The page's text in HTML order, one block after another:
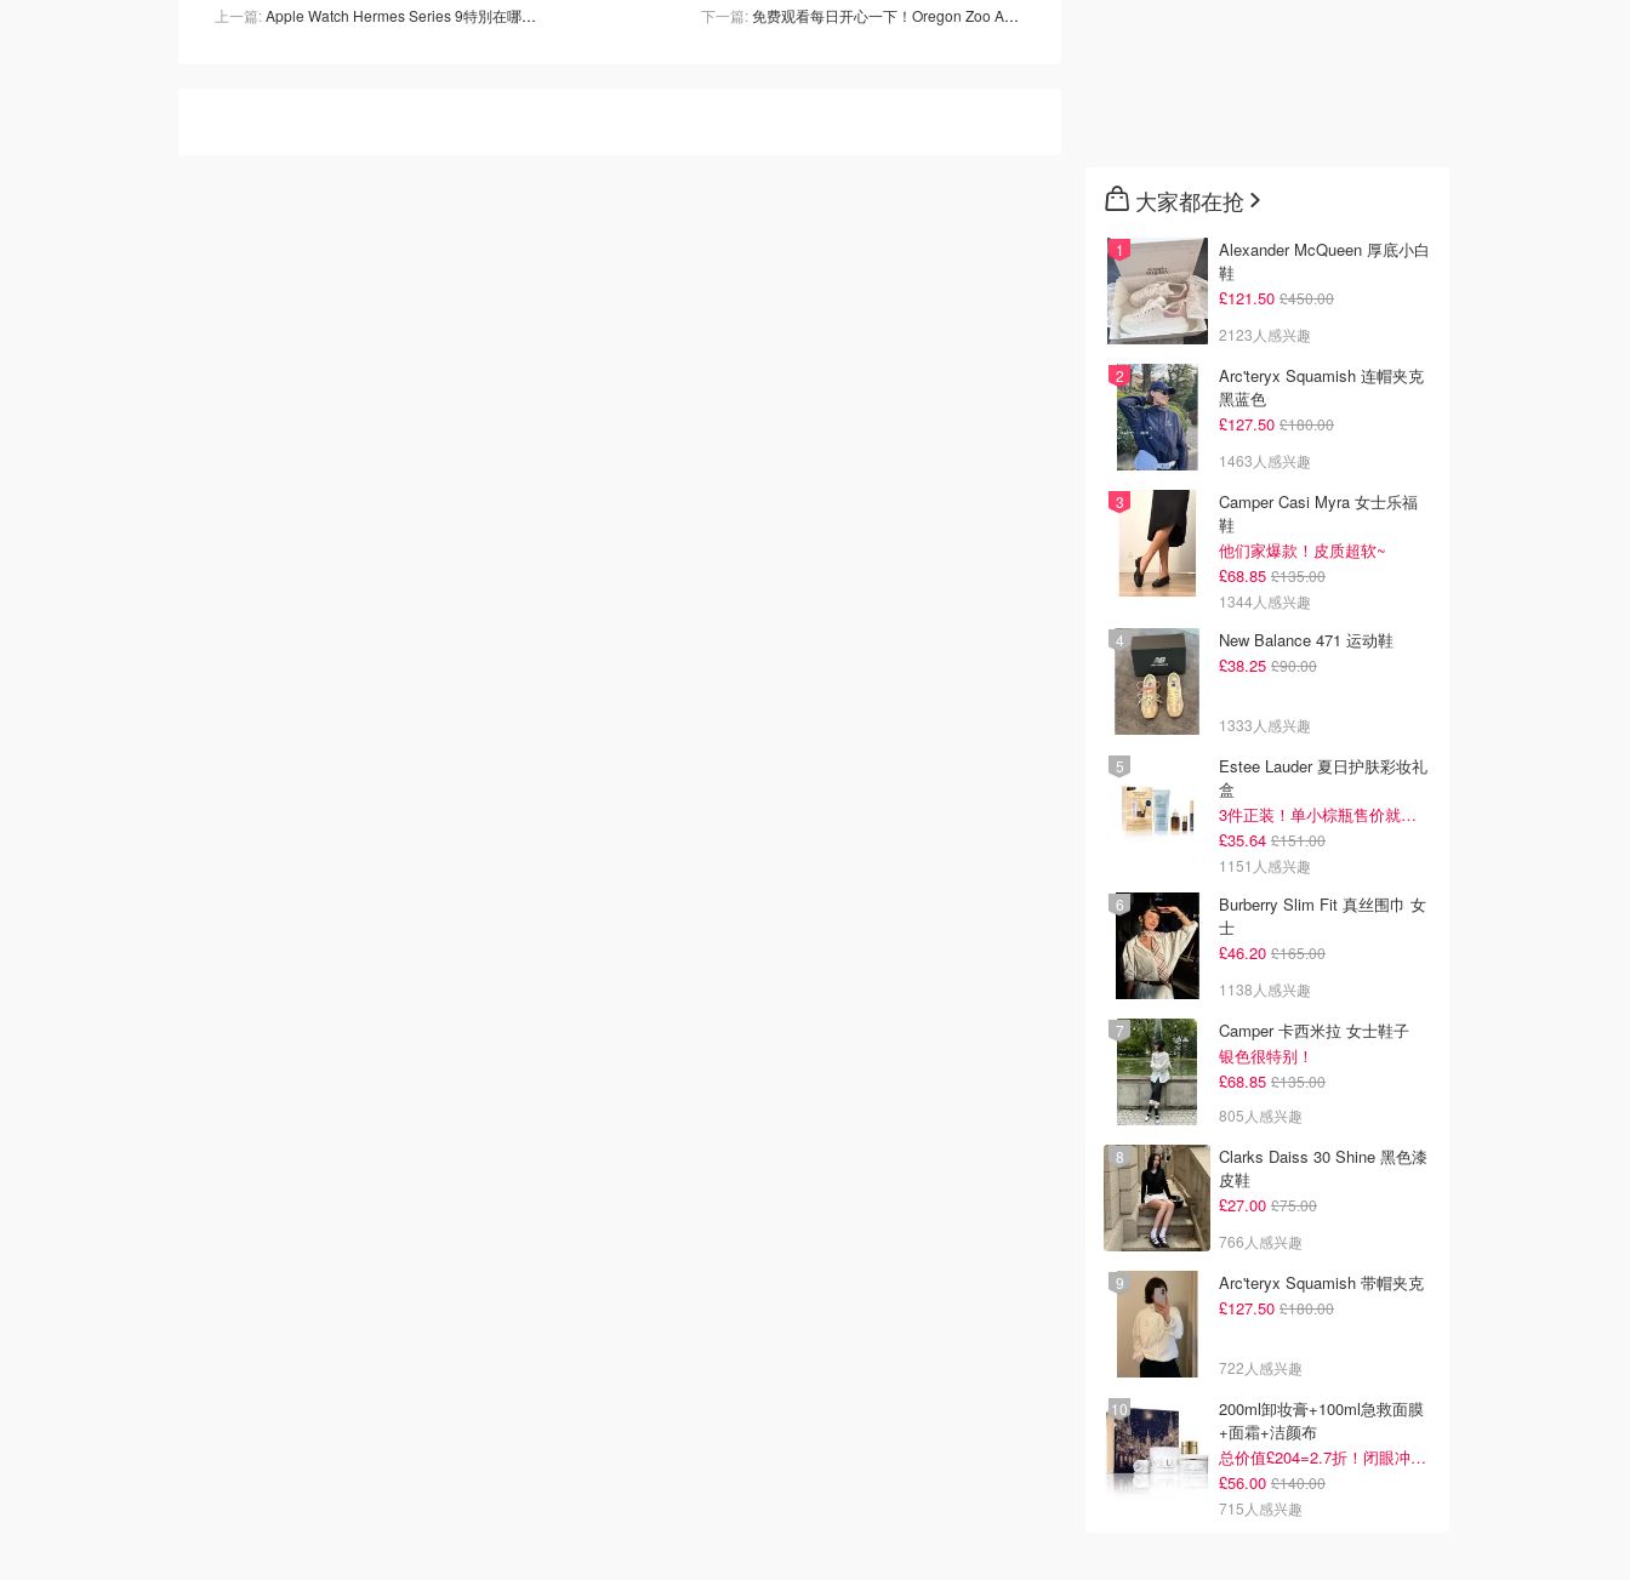
上一篇:Apple Watch Hermes Series 9特別在哪裡？ 下一篇:免费观看每日开心一下！Oregon Zoo Animals Videos！俄勒冈动物园动物们有趣时刻！
大家都在抢
Alexander McQueen 厚底小白
鞋
£121.50 £450.00
2123人感兴趣
Arc'teryx Squamish 连帽夹克
黑蓝色
£127.50 £180.00
1463人感兴趣
Camper Casi Myra 女士乐福
鞋
他们家爆款！皮质超软~
£68.85 £135.00
1344人感兴趣
New Balance 471 运动鞋
£38.25 £90.00
1333人感兴趣
Estee Lauder 夏日护肤彩妆礼
盒
3件正装！单小棕瓶售价就要£65！
£35.64 £151.00
1151人感兴趣
Burberry Slim Fit 真丝围巾 女
士
£46.20 £165.00
1138人感兴趣
Camper 卡西米拉 女士鞋子
银色很特别！
£68.85 £135.00
805人感兴趣
Clarks Daiss 30 Shine 黑色漆
皮鞋
£27.00 £75.00
766人感兴趣
Arc'teryx Squamish 带帽夹克
£127.50 £180.00
722人感兴趣
200ml卸妆膏+100ml急救面膜
+面霜+洁颜布
总价值£204=2.7折！闭眼冲这套！
£56.00 £140.00
715人感兴趣